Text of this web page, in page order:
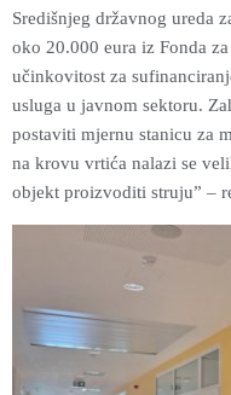
Središnjeg državnog ureda
oko 20.000 eura iz Fonda
učinkovitost za
usluga u javnom sektoru.
postaviti mjernu stanicu za
na krovu vrtića nalazi se
objekt proizvoditi struju” –